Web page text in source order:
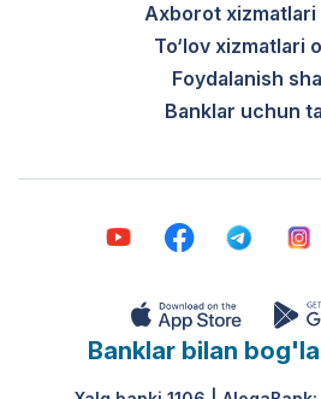
Axborot
To‘lov xizmatlari
Foydalanish
Banklar uchun
Banklar bilan